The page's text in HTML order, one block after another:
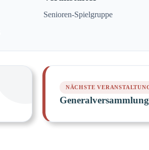
Senioren-Spielgruppe
Generalversammlung